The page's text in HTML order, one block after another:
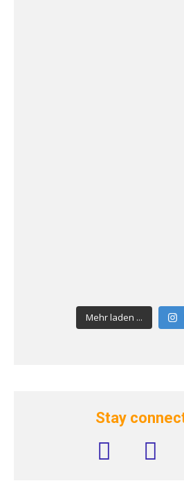
Mehr laden ...
Stay
facebook instagram